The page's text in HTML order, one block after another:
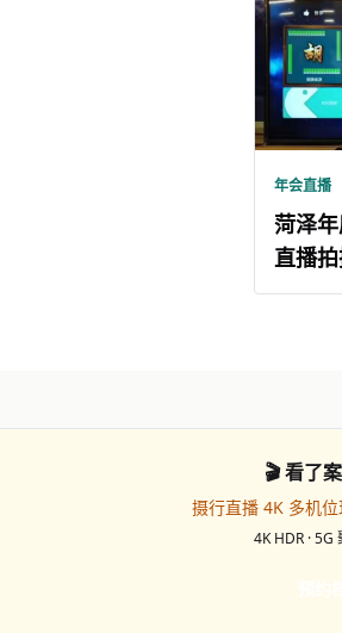
年会直播
菏泽
直播
🎬 看了
摄行直播 4K 多机
4K HDR · 5G